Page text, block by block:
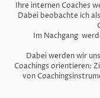
Ihre internen Coaches
Dabei beobachte ich
Im Nachgang
Dabei werden wir
Coachings orientieren:
von